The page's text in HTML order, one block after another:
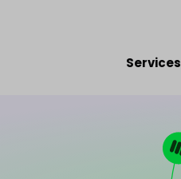
Services